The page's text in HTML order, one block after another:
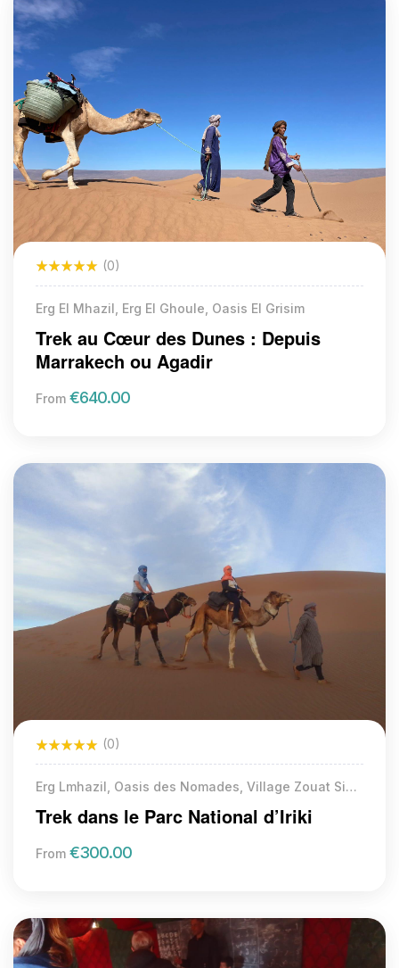
(0)
Erg El Mhazil, Erg El Ghoule, Oasis El Grisim
Trek au Cœur des Dunes : Depuis
Marrakech ou Agadir
From €640.00
(0)
Erg Lmhazil, Oasis des Nomades, Village Zouat Sidi
Trek dans le Parc National d’Iriki
From €300.00